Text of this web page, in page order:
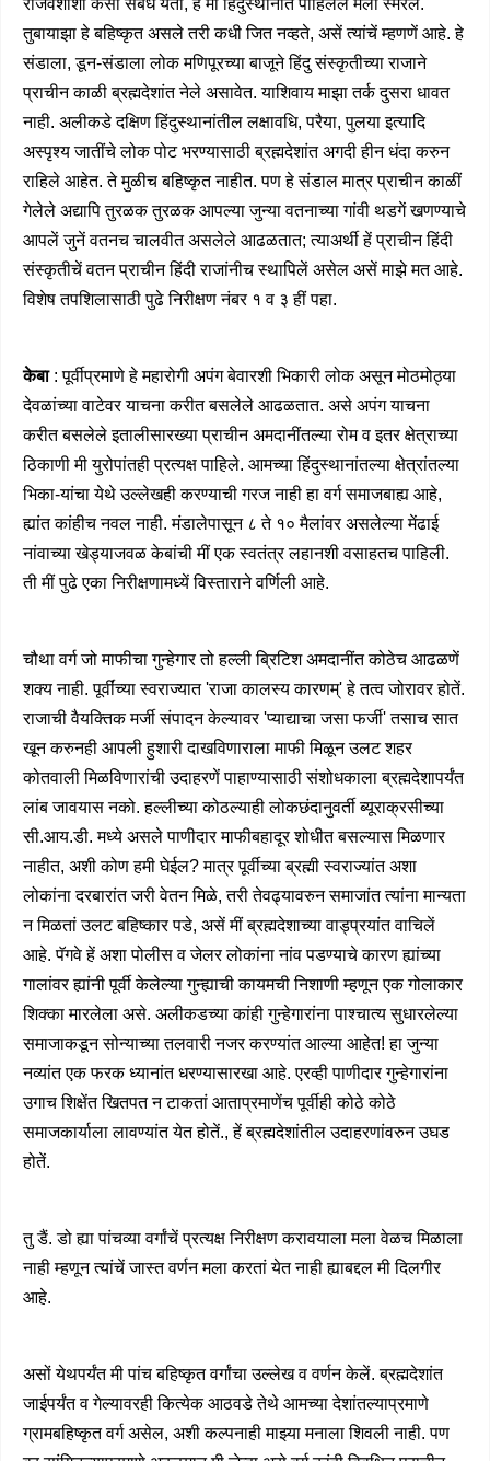
तुबायाझा हे बहिष्कृत असले तरी कधी जित नव्हते, असें त्यांचें म्हणणें आहे. हे
संडाला, डून-संडाला लोक मणिपूरच्या बाजूने हिंदु संस्कृतीच्या राजाने
प्राचीन काळी ब्रह्मदेशांत नेले असावेत. याशिवाय माझा तर्क दुसरा धावत
नाही. अलीकडे दक्षिण हिंदुस्थानांतील लक्षावधि, परैया, पुलया इत्यादि
अस्पृश्य जातींचे लोक पोट भरण्यासाठी ब्रह्मदेशांत अगदी हीन धंदा करुन
राहिले आहेत. ते मुळीच बहिष्कृत नाहीत. पण हे संडाल मात्र प्राचीन काळीं
गेलेले अद्यापि तुरळक तुरळक आपल्या जुन्या वतनाच्या गांवी थडगें खणण्याचे
आपलें जुनें वतनच चालवीत असलेले आढळतात; त्याअर्थी हें प्राचीन हिंदी
संस्कृतीचें वतन प्राचीन हिंदी राजांनीच स्थापिलें असेल असें माझे मत आहे.
विशेष तपशिलासाठी पुढे निरीक्षण नंबर १ व ३ हीं पहा.
केबा: पूर्वीप्रमाणे हे महारोगी अपंग बेवारशी भिकारी लोक असून मोठमोठ्या
देवळांच्या वाटेवर याचना करीत बसलेले आढळतात. असे अपंग याचना
करीत बसलेले इतालीसारख्या प्राचीन अमदानींतल्या रोम व इतर क्षेत्राच्या
ठिकाणी मी युरोपांतही प्रत्यक्ष पाहिले. आमच्या हिंदुस्थानांतल्या क्षेत्रांतल्या
भिका-यांचा येथे उल्लेखही करण्याची गरज नाही हा वर्ग समाजबाह्य आहे,
ह्यांत कांहीच नवल नाही. मंडालेपासून ८ ते १० मैलांवर असलेल्या मेंढाई
नांवाच्या खेड्याजवळ केबांची मीं एक स्वतंत्र लहानशी वसाहतच पाहिली.
ती मीं पुढे एका निरीक्षणामध्यें विस्ताराने वर्णिली आहे.
चौथा वर्ग जो माफीचा गुन्हेगार तो हल्ली ब्रिटिश अमदानींत कोठेच आढळणें
शक्य नाही. पूर्वींच्या स्वराज्यात 'राजा कालस्य कारणम्' हे तत्व जोरावर होतें.
राजाची वैयक्तिक मर्जी संपादन केल्यावर 'प्याद्याचा जसा फर्जी' तसाच सात
खून करुनही आपली हुशारी दाखविणाराला माफी मिळून उलट शहर
कोतवाली मिळविणारांची उदाहरणें पाहाण्यासाठी संशोधकाला ब्रह्मदेशापर्यंत
लांब जावयास नको. हल्लीच्या कोठल्याही लोकछंदानुवर्ती ब्यूराक्रसीच्या
सी.आय.डी. मध्ये असले पाणीदार माफीबहादूर शोधीत बसल्यास मिळणार
नाहीत, अशी कोण हमी घेईल? मात्र पूर्वीच्या ब्रह्मी स्वराज्यांत अशा
लोकांना दरबारांत जरी वेतन मिळे, तरी तेवढ्यावरुन समाजांत त्यांना मान्यता
न मिळतां उलट बहिष्कार पडे, असें मीं ब्रह्मदेशाच्या वाड्प्रयांत वाचिलें
आहे. पॅगवे हें अशा पोलीस व जेलर लोकांना नांव पडण्याचे कारण ह्यांच्या
गालांवर ह्यांनी पूर्वी केलेल्या गुन्ह्याची कायमची निशाणी म्हणून एक गोलाकार
शिक्का मारलेला असे. अलीकडच्या कांही गुन्हेगारांना पाश्चात्य सुधारलेल्या
समाजाकडून सोन्याच्या तलवारी नजर करण्यांत आल्या आहेत! हा जुन्या
नव्यांत एक फरक ध्यानांत धरण्यासारखा आहे. एरव्ही पाणीदार गुन्हेगारांना
उगाच शिक्षेंत खितपत न टाकतां आताप्रमाणेंच पूर्वीही कोठे कोठे
समाजकार्याला लावण्यांत येत होतें., हें ब्रह्मदेशांतील उदाहरणांवरुन उघड
होतें.
तु डैं. डो ह्या पांचव्या वर्गांचें प्रत्यक्ष निरीक्षण करावयाला मला वेळच मिळाला
नाही म्हणून त्यांचें जास्त वर्णन मला करतां येत नाही ह्याबद्दल मी दिलगीर
आहे.
असों येथपर्यंत मी पांच बहिष्कृत वर्गांचा उल्लेख व वर्णन केलें. ब्रह्मदेशांत
जाईपर्यंत व गेल्यावरही कित्येक आठवडे तेथे आमच्या देशांतल्याप्रमाणे
ग्रामबहिष्कृत वर्ग असेल, अशी कल्पनाही माझ्या मनाला शिवली नाही. पण